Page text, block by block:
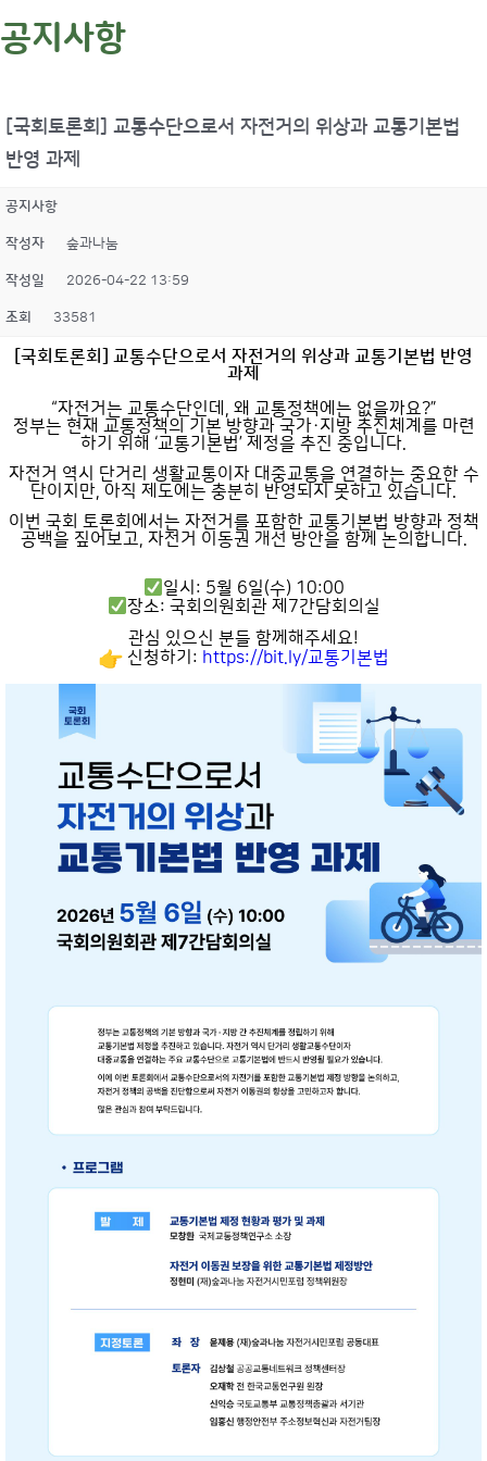
공지사항
[국회토론회] 교통수단으로서 자전거의 위상과 교통기본법
반영 과제
공지사항
작성자 숲과나눔
작성일 2026-04-22 13:59
조회 33581
[국회토론회] 교통수단으로서 자전거의 위상과 교통기본법 반영
과제
“자전거는 교통수단인데, 왜 교통정책에는 없을까요?”
정부는 현재 교통정책의 기본 방향과 국가·지방 추진체계를 마련
하기 위해 ‘교통기본법’ 제정을 추진 중입니다.
자전거 역시 단거리 생활교통이자 대중교통을 연결하는 중요한 수
단이지만, 아직 제도에는 충분히 반영되지 못하고 있습니다.
이번 국회 토론회에서는 자전거를 포함한 교통기본법 방향과 정책
공백을 짚어보고, 자전거 이동권 개선 방안을 함께 논의합니다.
일시: 5월 6일(수) 10:00
장소: 국회의원회관 제7간담회의실
관심 있으신 분들 함께해주세요!
신청하기: https://bit.ly/교통기본법